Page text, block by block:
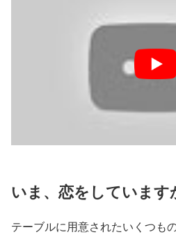
いま、恋をしています
テーブルに用意されたいくつも